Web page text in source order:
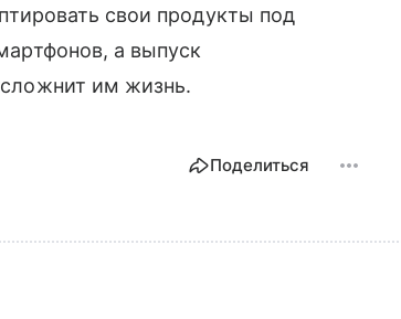
свои продукты под
а выпуск
им жизнь.
Поделиться